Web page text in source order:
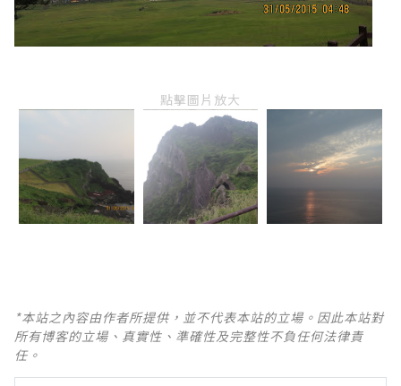
點擊圖片放大
*本站之內容由作者所提供，並不代表本站的立場。因此本站對
所有博客的立場、真實性、準確性及完整性不負任何法律責
任。